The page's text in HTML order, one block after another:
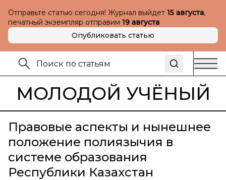
Отправьте статью сегодня! Журнал выйдет 15 августа,
печатный экземпляр отправим 19 августа
Опубликовать статью
МОЛОДОЙ УЧЁНЫЙ
Правовые аспекты и нынешнее
положение полиязычия в
системе образования
Республики Казахстан